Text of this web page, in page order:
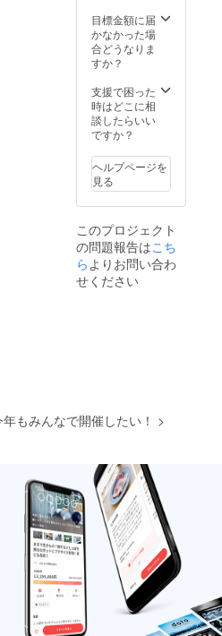
西野さ
んは本
番のみ
す。
目標金額に届
かなかった場
合どうなりま
すか？
支援で困った
時はどこに相
談したらいい
ですか？
ヘルプページを
見る
このプロジェクト
の問題報告はこち
らよりお問い合わ
せください
もみんなで開催したい！ >